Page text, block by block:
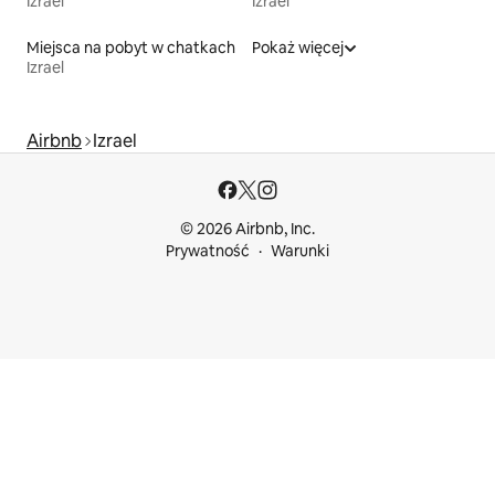
Miejsca na pobyt w chatkach
Izrael
Pokaż więcej
Airbnb Izrael
© 2026 Airbnb, Inc.
Prywatność
Warunki